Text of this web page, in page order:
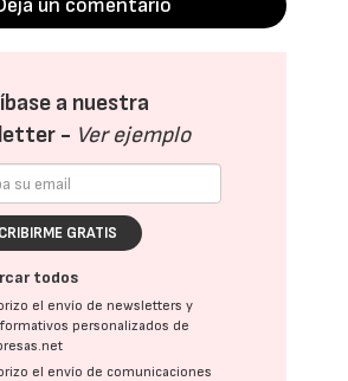
un comentario
a nuestra
- Ver ejemplo
GRATIS
todos
el envío de newsletters y
personalizados de
el envío de comunicaciones